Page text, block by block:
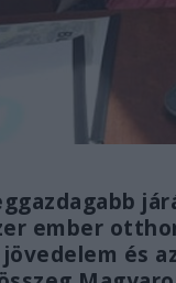
ember
és